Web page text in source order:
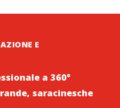
E
a 360°
saracinesche